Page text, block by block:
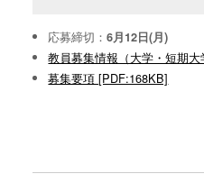
応募締切：6月12日(月)
教員募集情報（大学・短期大
募集要項 [PDF:168KB]